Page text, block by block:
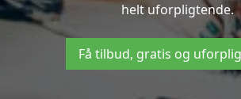
helt uforpligtende.
Få tilbud, gratis og